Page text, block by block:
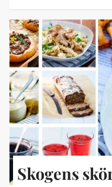
Skogens